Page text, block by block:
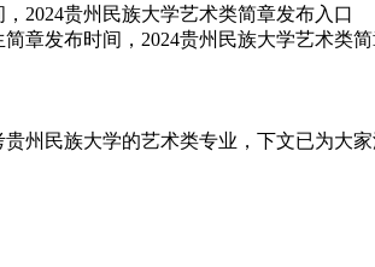
章发布时间，2024贵州民族大学艺术类
州民族大学的艺术类专业，下文已为大